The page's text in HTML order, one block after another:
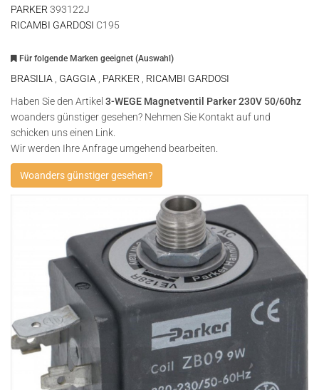
PARKER 393122J
RICAMBI GARDOSI C195
Für folgende Marken geeignet (Auswahl)
BRASILIA GAGGIA PARKER
RICAMBI GARDOSI
Haben Sie den Artikel 3-WEGE Magnetventil Parker 230V 50/60hz
woanders günstiger gesehen? Nehmen Sie Kontakt auf und
schicken uns einen Link.
Wir werden Ihre Anfrage umgehend bearbeiten.
Woanders günstiger gesehen?